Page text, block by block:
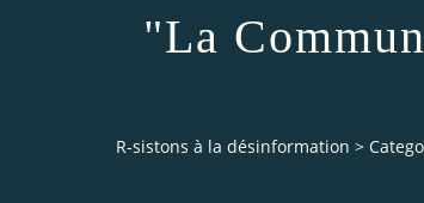
"La
R-sistons à la désinformation >